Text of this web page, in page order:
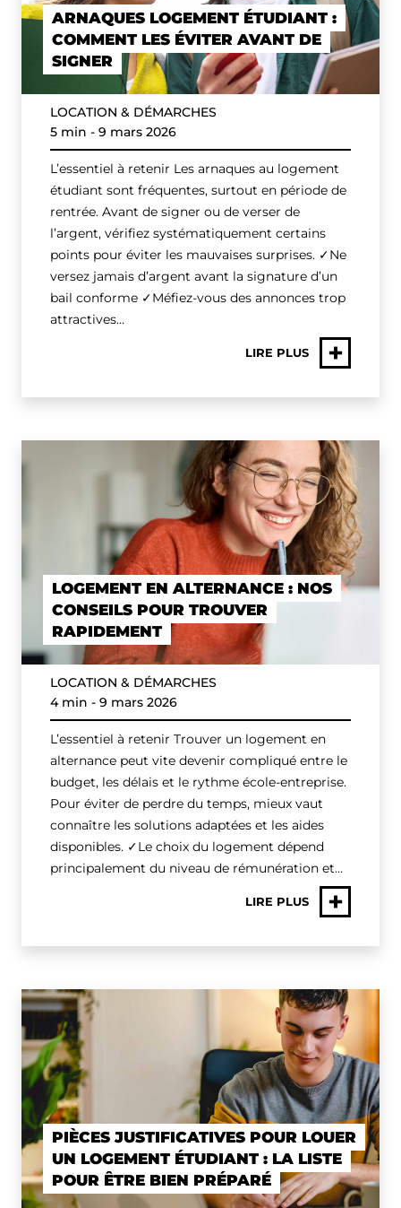
ARNAQUES LOGEMENT ÉTUDIANT :
COMMENT LES ÉVITER AVANT DE
SIGNER
LOCATION & DÉMARCHES
5 min - 9 mars 2026
L’essentiel à retenir Les arnaques au logement
étudiant sont fréquentes, surtout en période de
rentrée. Avant de signer ou de verser de
l’argent, vérifiez systématiquement certains
points pour éviter les mauvaises surprises. ✓Ne
versez jamais d’argent avant la signature d’un
bail conforme ✓Méfiez-vous des annonces trop
attractives…
LIRE PLUS +
LOGEMENT EN ALTERNANCE : NOS
CONSEILS POUR TROUVER
RAPIDEMENT
LOCATION & DÉMARCHES
4 min - 9 mars 2026
L’essentiel à retenir Trouver un logement en
alternance peut vite devenir compliqué entre le
budget, les délais et le rythme école-entreprise.
Pour éviter de perdre du temps, mieux vaut
connaître les solutions adaptées et les aides
disponibles. ✓Le choix du logement dépend
principalement du niveau de rémunération et…
LIRE PLUS +
PIÈCES JUSTIFICATIVES POUR LOUER
UN LOGEMENT ÉTUDIANT : LA LISTE
POUR ÊTRE BIEN PRÉPARÉ